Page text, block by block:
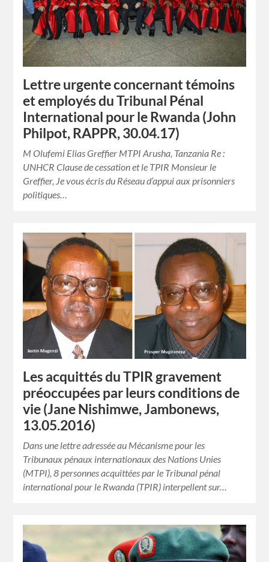
Lettre urgente concernant témoins
et employés du Tribunal Pénal
International pour le Rwanda (John
Philpot, RAPPR, 30.04.17)
M Olufemi Elias Greffier MTPI Arusha, Tanzania Re :
UNHCR Clause de cessation et le TPIR Monsieur le
Greffier, Je vous écris du Réseau d’appui aux prisonniers
politiques…
Les acquittés du TPIR gravement
préoccupées par leurs conditions de
vie (Jane Nishimwe, Jambonews,
13.05.2016)
Dans une lettre adressée au Mécanisme pour les
Tribunaux pénaux internationaux des Nations Unies
(MTPI), 8 personnes acquittées par le Tribunal pénal
international pour le Rwanda (TPIR) interpellent sur…